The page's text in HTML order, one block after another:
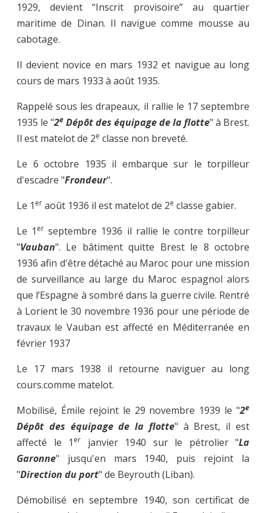
1929, devient “Inscrit provisoire” au quartier
maritime de Dinan. Il navigue comme mousse au
cabotage.
Il devient novice en mars 1932 et navigue au long
cours de mars 1933 à août 1935.
Rappelé sous les drapeaux, il rallie le 17 septembre
1935 le "2e Dépôt des équipage de la flotte" à Brest.
Il est matelot de 2e classe non breveté.
Le 6 octobre 1935 il embarque sur le torpilleur
d'escadre "Frondeur".
Le 1 er août 1936 il est matelot de 2e classe gabier.
Le 1 er septembre 1936 il rallie le contre torpilleur
"Vauban". Le bâtiment quitte Brest le 8 octobre
1936 afin d'être détaché au Maroc pour une mission
de surveillance au large du Maroc espagnol alors
que l’Espagne à sombré dans la guerre civile. Rentré
à Lorient le 30 novembre 1936 pour une période de
travaux le Vauban est affecté en Méditerranée en
février 1937
Le 17 mars 1938 il retourne naviguer au long
cours.comme matelot.
Mobilisé, Émile rejoint le 29 novembre 1939 le "2e
Dépôt des équipage de la flotte" à Brest, il est
affecté le 1 er janvier 1940 sur le pétrolier "La
Garonne" jusqu'en mars 1940, puis rejoint la
"Direction du port" de Beyrouth (Liban).
Démobilisé en septembre 1940, son certificat de